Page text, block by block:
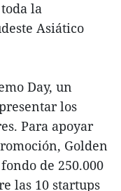
la
Asiático
Day, un
los
Para apoyar
Golden
de 250.000
las 10 startups